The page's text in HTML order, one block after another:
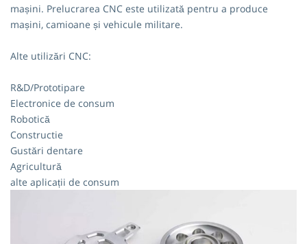
mașini. Prelucrarea CNC este utilizată pentru a produce
mașini, camioane și vehicule militare.
Alte utilizări CNC:
R&D/Prototipare
Electronice de consum
Robotică
Constructie
Gustări dentare
Agricultură
alte aplicații de consum